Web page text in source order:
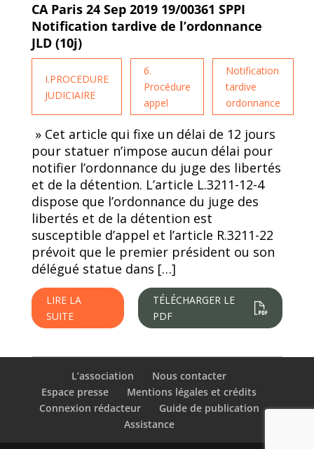
CA Paris 24 Sep 2019 19/00361 SPPI
Notification tardive de l’ordonnance
JLD (10j)
I.PROCEDURE
JUDICIAIRE
6.
Procédure
appel
Notification
tardive
ordonnance
» Cet article qui fixe un délai de 12 jours
pour statuer n’impose aucun délai pour
notifier l’ordonnance du juge des libertés
et de la détention. L’article L.3211-12-4
dispose que l’ordonnance du juge des
libertés et de la détention est
susceptible d’appel et l’article R.3211-22
prévoit que le premier président ou son
délégué statue dans […]
LIRE LA
SUITE
TÉLÉCHARGER LE
PDF
L’association
Nous contacter
Espace presse
Mentions légales et crédits
Connexion rédacteur
Guide de publication
Assistance